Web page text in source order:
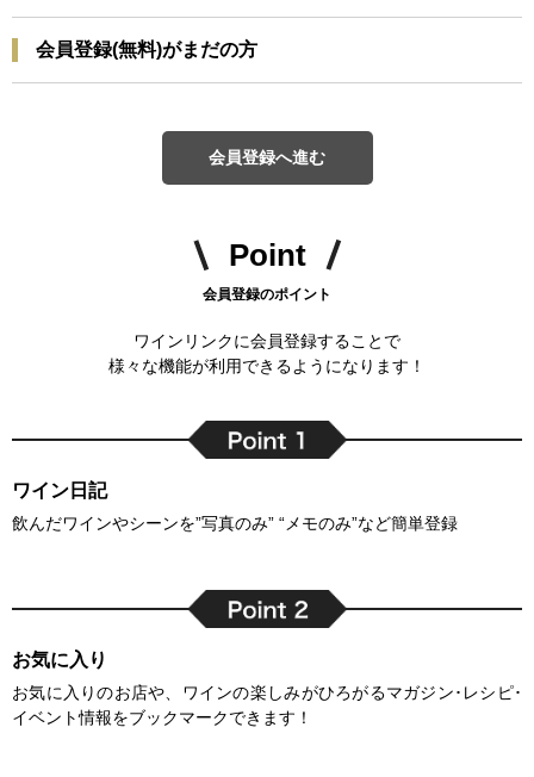
会員登録(無料)がまだの方
会員登録へ進む
Point
会員登録のポイント
ワインリンクに会員登録することで
様々な機能が利用できるようになります！
ワイン日記
飲んだワインやシーンを”写真のみ” “メモのみ”など簡単登録
お気に入り
お気に入りのお店や、ワインの楽しみがひろがるマガジン･レシピ･
イベント情報をブックマークできます！